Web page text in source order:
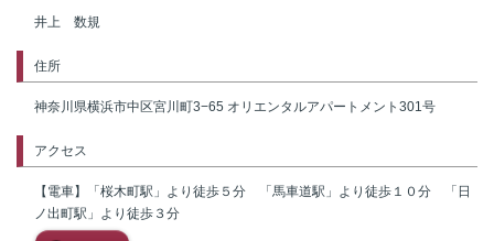
井上 数規
住所
神奈川県横浜市中区宮川町3−65 オリエンタルアパートメント301号
アクセス
【電車】「桜木町駅」より徒歩５分 「馬車道駅」より徒歩１０分 「日
ノ出町駅」より徒歩３分